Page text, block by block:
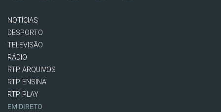
NOTÍCIAS
DESPORTO
TELEVISÃO
RÁDIO
RTP ARQUIVOS
RTP ENSINA
RTP PLAY
EM DIRETO